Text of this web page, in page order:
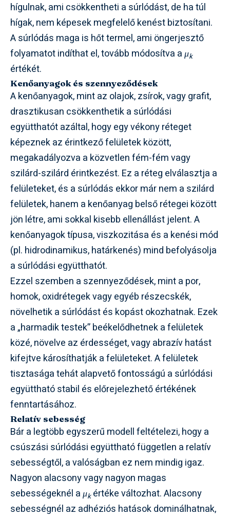
hígulnak, ami csökkentheti a súrlódást, de ha túl
hígak, nem képesek megfelelő kenést biztosítani.
A súrlódás maga is hőt termel, ami öngerjesztő
folyamatot indíthat el, tovább módosítva aμk
értékét.
Kenőanyagok és szennyeződések
A kenőanyagok, mint az olajok, zsírok, vagy grafit,
drasztikusan csökkenthetik a súrlódási
együtthatót azáltal, hogy egy vékony réteget
képeznek az érintkező felületek között,
megakadályozva a közvetlen fém-fém vagy
szilárd-szilárd érintkezést. Ez a réteg elválasztja a
felületeket, és a súrlódás ekkor már nem a szilárd
felületek, hanem a kenőanyag belső rétegei között
jön létre, ami sokkal kisebb ellenállást jelent. A
kenőanyagok típusa, viszkozitása és a kenési mód
(pl. hidrodinamikus, határkenés) mind befolyásolja
a súrlódási együtthatót.
Ezzel szemben a szennyeződések, mint a por,
homok, oxidrétegek vagy egyéb részecskék,
növelhetik a súrlódást és kopást okozhatnak. Ezek
a „harmadik testek” beékelődhetnek a felületek
közé, növelve az érdességet, vagy abrazív hatást
kifejtve károsíthatják a felületeket. A felületek
tisztasága tehát alapvető fontosságú a súrlódási
együttható stabil és előrejelezhető értékének
fenntartásához.
Relatív sebesség
Bár a legtöbb egyszerű modell feltételezi, hogy a
csúszási súrlódási együttható független a relatív
sebességtől, a valóságban ez nem mindig igaz.
Nagyon alacsony vagy nagyon magas
sebességeknél aμkértéke változhat. Alacsony
sebességnél az adhéziós hatások dominálhatnak,